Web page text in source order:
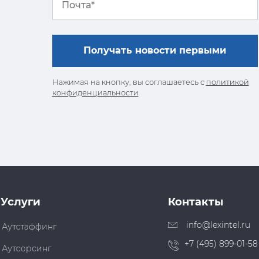
Нажимая на кнопку, вы соглашаетесь с политикой
конфиденциальности
Услуги
Аутстаффинг
Аутсорсинг
Контакты
info@lexintel.ru
+7 (495) 899-01-58